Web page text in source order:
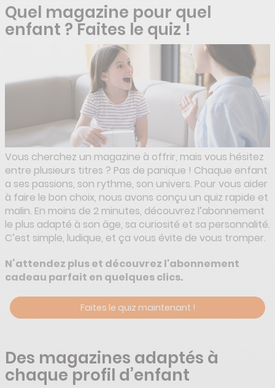
Quel magazine pour quel
enfant ? Faites le quiz !
Vous cherchez un magazine à offrir, mais vous hésitez
entre plusieurs titres ? Pas de panique ! Chaque enfant
a ses passions, son rythme, son univers. Pour vous aider
à faire le bon choix, nous avons conçu un quiz rapide et
malin. En moins de 2 minutes, découvrez l’abonnement
le plus adapté à son âge, sa curiosité et sa personnalité.
C’est simple, ludique, et ça vous évite de vous tromper.
N’attendez plus et découvrez l'abonnement
cadeau parfait en quelques clics.
Faites le quiz maintenant !
Des magazines adaptés à
chaque profil d’enfant